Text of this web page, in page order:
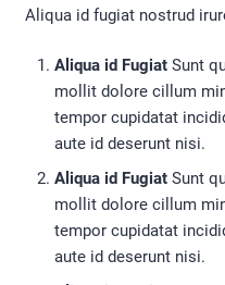
Aliqua id fugiat nostrud
Aliqua id FugiatSunt
mollit dolore cillum
tempor cupidatat
aute id deserunt nisi.
Aliqua id FugiatSunt
mollit dolore cillum
tempor cupidatat
aute id deserunt nisi.